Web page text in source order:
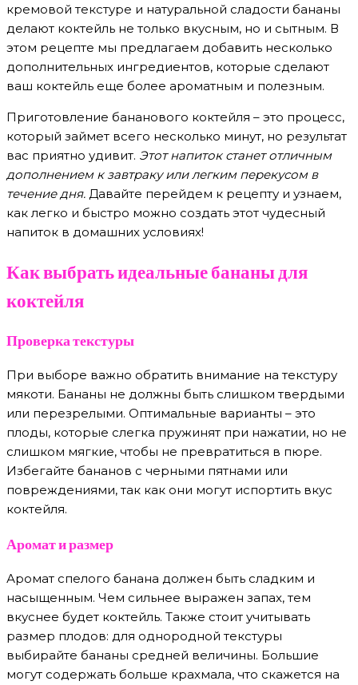
кремовой текстуре и натуральной сладости бананы
делают коктейль не только вкусным, но и сытным. В
этом рецепте мы предлагаем добавить несколько
дополнительных ингредиентов, которые сделают
ваш коктейль еще более ароматным и полезным.
Приготовление бананового коктейля – это процесс,
который займет всего несколько минут, но результат
вас приятно удивит. Этот напиток станет отличным
дополнением к завтраку или легким перекусом в
течение дня. Давайте перейдем к рецепту и узнаем,
как легко и быстро можно создать этот чудесный
напиток в домашних условиях!
Как выбрать идеальные бананы для
коктейля
Проверка текстуры
При выборе важно обратить внимание на текстуру
мякоти. Бананы не должны быть слишком твердыми
или перезрелыми. Оптимальные варианты – это
плоды, которые слегка пружинят при нажатии, но не
слишком мягкие, чтобы не превратиться в пюре.
Избегайте бананов с черными пятнами или
повреждениями, так как они могут испортить вкус
коктейля.
Аромат и размер
Аромат спелого банана должен быть сладким и
насыщенным. Чем сильнее выражен запах, тем
вкуснее будет коктейль. Также стоит учитывать
размер плодов: для однородной текстуры
выбирайте бананы средней величины. Большие
могут содержать больше крахмала, что скажется на